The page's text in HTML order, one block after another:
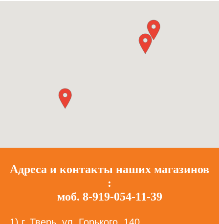
Адреса и контакты наших магазинов
:
моб. 8-919-054-11-39